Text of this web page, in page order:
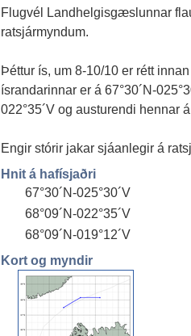
Flugvél Landhelgisgæslunnar
ratsjármyndum.
Þéttur ís, um 8-10/10 er rétt
ísrandarinnar er á 67°30´N-
022°35´V og austurendi hennar á
Engir stórir jakar sjáanlegir á
Hnit á hafísjaðri
67°30´N-025°30´V
68°09´N-022°35´V
68°09´N-019°12´V
Kort og myndir